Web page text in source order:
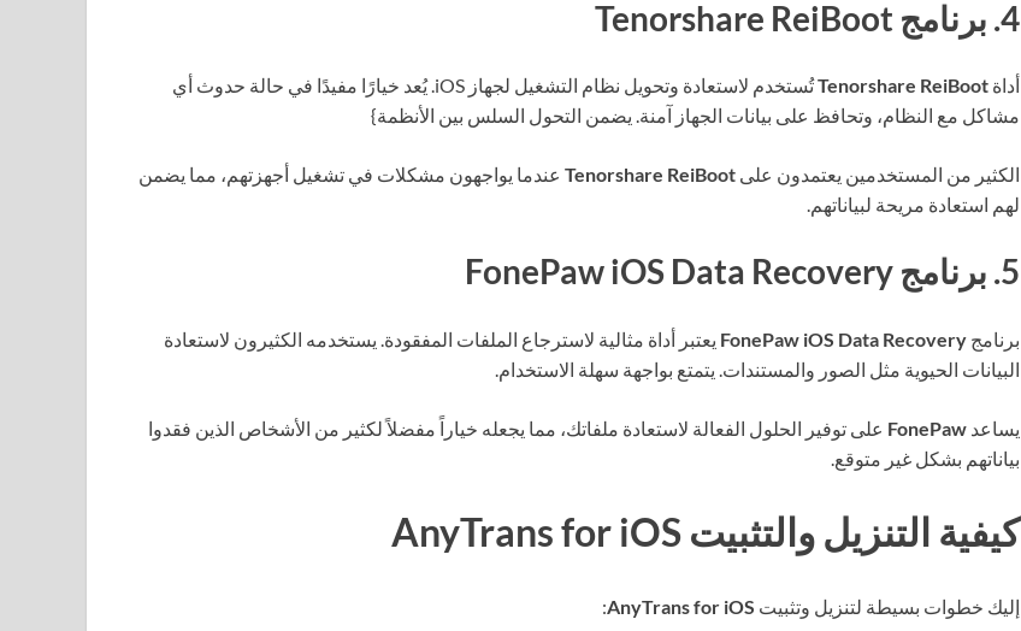
4. برنامج Tenorshare ReiBoot
أداة Tenorshare ReiBoot
تُستخدم لاستعادة وتحويل نظام التشغيل لجهاز iOS. يُعد خيارًا مفيدًا في حالة حدوث أي
مشاكل مع النظام، وتحافظ على بيانات الجهاز آمنة. يضمن التحول السلس بين الأنظمة}
الكثير من المستخدمين يعتمدون على Tenorshare ReiBoot عندما يواجهون مشكلات في تشغيل أجهزتهم، مما يضمن
لهم استعادة مريحة لبياناتهم.
5. برنامج FonePaw iOS Data Recovery
برنامج FonePaw iOS Data Recovery يعتبر أداة مثالية لاسترجاع الملفات المفقودة. يستخدمه الكثيرون لاستعادة
البيانات الحيوية مثل الصور والمستندات. يتمتع بواجهة سهلة الاستخدام.
يساعد FonePaw على توفير الحلول الفعالة لاستعادة ملفاتك، مما يجعله خياراً مفضلاً لكثير من الأشخاص الذين فقدوا
بياناتهم بشكل غير متوقع.
كيفية التنزيل والتثبيت AnyTrans for iOS
إليك خطوات بسيطة لتنزيل وتثبيت AnyTrans for iOS
: